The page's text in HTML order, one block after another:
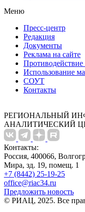
Меню
Пресс-центр
Редакция
Документы
Реклама на сайте
Использование
СОУТ
Контакты
РЕГИОНАЛЬНЫЙ
АНАЛИТИЧЕСКИЙ
Контакты:
Россия, 400066,
Мира, зд. 19, помещ. 1
+7 (8442) 25-19-25
office@riac34.ru
Предложить новость
© РИАЦ, 2025. Все